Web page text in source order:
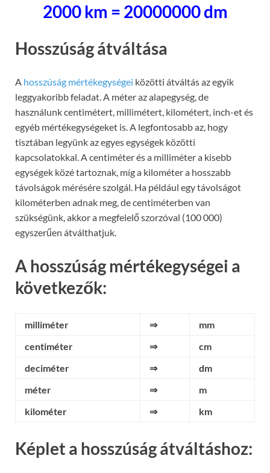
2000 km = 20000000 dm
Hosszúság átváltása
A hosszúság mértékegységei közötti átváltás az egyik
leggyakoribb feladat. A méter az alapegység, de
használunk centimétert, millimétert, kilométert, inch-et és
egyéb mértékegységeket is. A legfontosabb az, hogy
tisztában legyünk az egyes egységek közötti
kapcsolatokkal. A centiméter és a milliméter a kisebb
egységek közé tartoznak, míg a kilométer a hosszabb
távolságok mérésére szolgál. Ha például egy távolságot
kilométerben adnak meg, de centiméterben van
szükségünk, akkor a megfelelő szorzóval (100 000)
egyszerűen átválthatjuk.
A hosszúság mértékegységei a
következők:
milliméter ⇒
mm
centiméter
⇒
cm
deciméter
⇒
dm
méter
⇒
m
kilométer
⇒ km
Képlet a hosszúság átváltáshoz: